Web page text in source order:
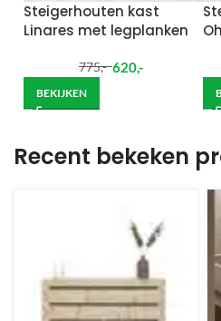
Steigerhouten kast
Linares met legplanken
775,- 620,-
BEKIJKEN
Recent bekeken